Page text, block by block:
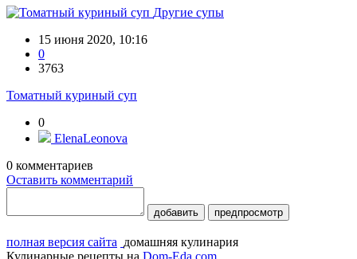
Другие супы
15 июня 2020, 10:16
0
3763
Томатный куриный суп
0
ElenaLeonova
0 комментариев
Оставить комментарий
добавить предпросмотр
полная версия сайта домашняя кулинария
Кулинарные рецепты на Dom-Eda.com